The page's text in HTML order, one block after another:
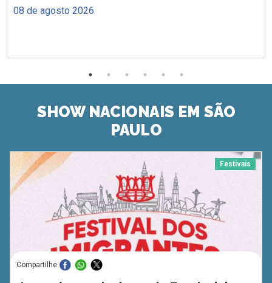
08 de agosto 2026
SHOW NACIONAIS EM SÃO
PAULO
Festivais
Compartilhe